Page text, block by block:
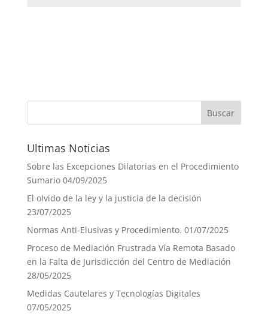
Ultimas Noticias
Sobre las Excepciones Dilatorias en el Procedimiento
Sumario 04/09/2025
El olvido de la ley y la justicia de la decisión
23/07/2025
Normas Anti-Elusivas y Procedimiento. 01/07/2025
Proceso de Mediación Frustrada Vía Remota Basado
en la Falta de Jurisdicción del Centro de Mediación
28/05/2025
Medidas Cautelares y Tecnologías Digitales
07/05/2025